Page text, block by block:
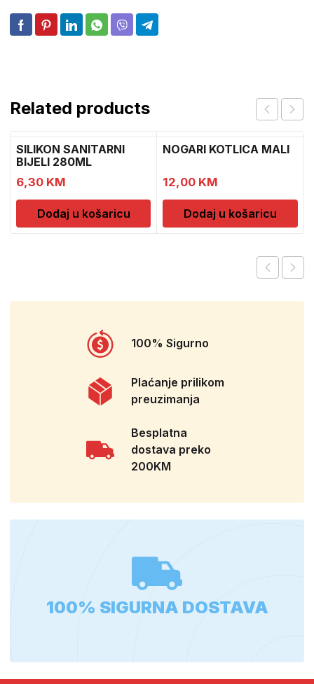
Related products
SILIKON SANITARNI
BIJELI 280ML
6,30 KM
Dodaj u košaricu
NOGARI KOTLICA MALI
12,00 KM
Dodaj u košaricu
100% Sigurno
Plaćanje prilikom
preuzimanja
Besplatna
dostava preko
200KM
100% SIGURNA DOSTAVA